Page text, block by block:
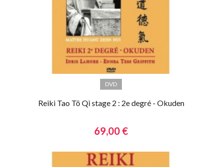
DVD
Reiki Tao Tö Qi stage 2 : 2e degré - Okuden
69,00 €